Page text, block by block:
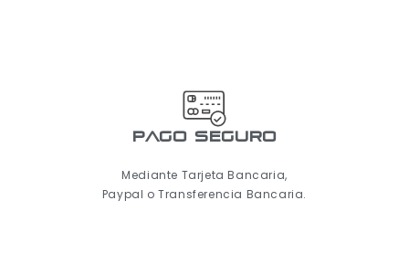
pago seguro
Mediante Tarjeta Bancaria,
Paypal o Transferencia Bancaria.